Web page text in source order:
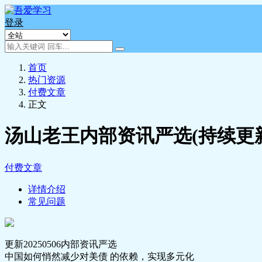
登录
首页
热门资源
付费文章
正文
汤山老王内部资讯严选(持续更
付费文章
详情介绍
常见问题
更新20250506内部资讯严选
中国如何悄然减少对美债 的依赖，实现多元化